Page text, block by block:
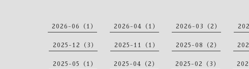
2026-06（1） 2026-04（1） 2026-03（2）
2025-12（3） 2025-11（1） 2025-08（2）
2025-05（1） 2025-04（2） 2025-02（3）